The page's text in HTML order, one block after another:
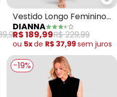
- Vestido Longo
Vestido Longo Feminino
em Tecido Linho (Bege)
DIANNA
R$ 189,99R$ 229,99
ou 5xde R$ 37,99sem juros
-19%